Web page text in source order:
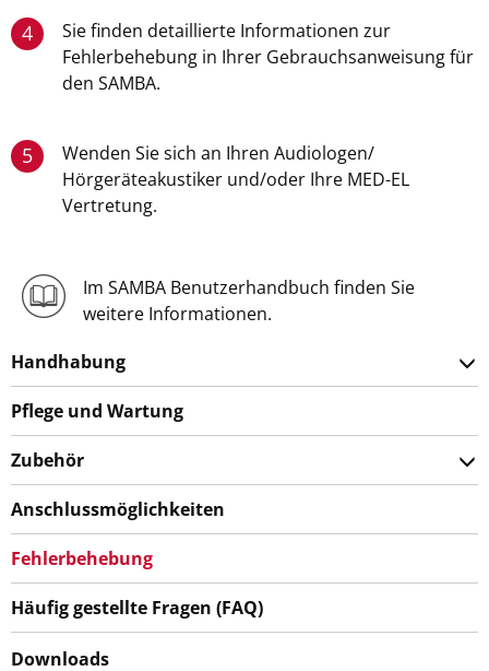
4
Sie finden detaillierte Informationen zur
Fehlerbehebung in Ihrer Gebrauchsanweisung für
den SAMBA.
5
Wenden Sie sich an Ihren Audiologen/
Hörgeräteakustiker und/oder Ihre MED-EL
Vertretung.
Im SAMBA Benutzerhandbuch finden Sie
weitere Informationen.
Handhabung
Pflege und Wartung
Zubehör
Anschlussmöglichkeiten
Fehlerbehebung
Häufig gestellte Fragen (FAQ)
Downloads